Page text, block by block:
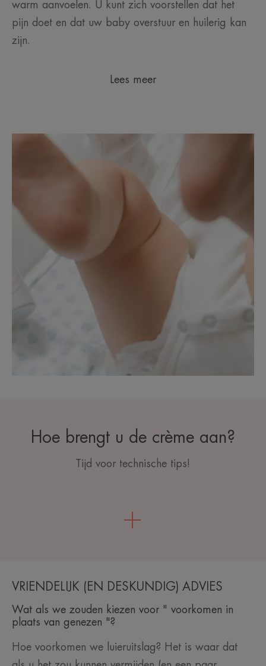
warm aanvoelen. U kunt zich voorstellen dat het
pijn doet en dat uw baby overstuur en huilerig kan
zijn.
Lees meer
Hoe brengt u de crème aan?
Tijd voor technische tips!
VRIENDELIJK (EN DESKUNDIG) ADVIES
Wat als we zouden kiezen voor " voorkomen in
plaats van genezen "?
Hoe voorkomen we luieruitslag? Het is waar dat